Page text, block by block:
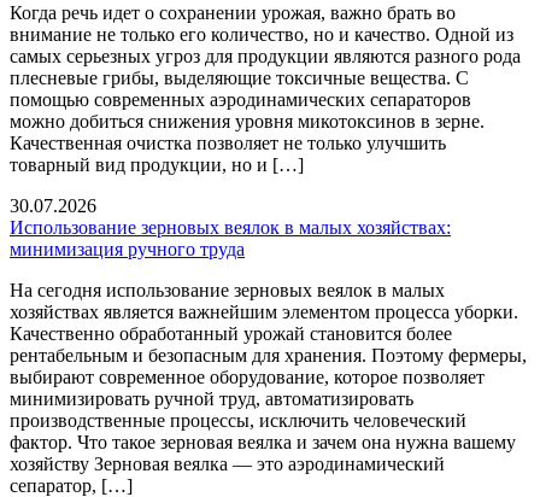
Когда речь идет о сохранении урожая, важно брать во
внимание не только его количество, но и качество. Одной из
самых серьезных угроз для продукции являются разного рода
плесневые грибы, выделяющие токсичные вещества. С
помощью современных аэродинамических сепараторов
можно добиться снижения уровня микотоксинов в зерне.
Качественная очистка позволяет не только улучшить
товарный вид продукции, но и […]
30.07.2026
Использование зерновых веялок в малых хозяйствах:
минимизация ручного труда
На сегодня использование зерновых веялок в малых
хозяйствах является важнейшим элементом процесса уборки.
Качественно обработанный урожай становится более
рентабельным и безопасным для хранения. Поэтому фермеры,
выбирают современное оборудование, которое позволяет
минимизировать ручной труд, автоматизировать
производственные процессы, исключить человеческий
фактор. Что такое зерновая веялка и зачем она нужна вашему
хозяйству Зерновая веялка — это аэродинамический
сепаратор, […]